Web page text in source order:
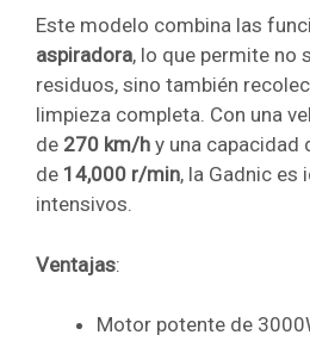
Este modelo combina las
aspiradora, lo que permite no
residuos, sino también
limpieza completa. Con una
de 270 km/h y una capacidad
de 14,000 r/min, la Gadnic es
intensivos.
Ventajas:
Motor potente de